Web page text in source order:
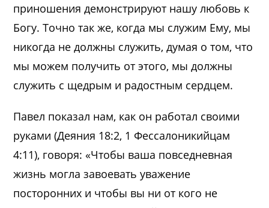
приношения демонстрируют нашу любовь к
Богу. Точно так же, когда мы служим Ему, мы
никогда не должны служить, думая о том, что
мы можем получить от этого, мы должны
служить с щедрым и радостным сердцем.
Павел показал нам, как он работал своими
руками (Деяния 18:2, 1 Фессалоникийцам
4:11), говоря: «Чтобы ваша повседневная
жизнь могла завоевать уважение
посторонних и чтобы вы ни от кого не